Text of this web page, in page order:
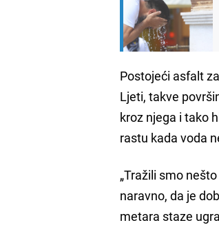
Postojeći asfalt
Ljeti, takve
kroz njega i tako
rastu kada voda
„Tražili smo
naravno, da je
metara staze